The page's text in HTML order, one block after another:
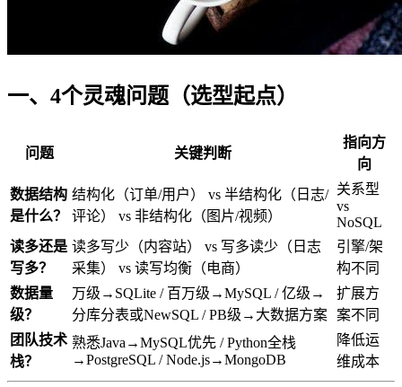
一、4个灵魂问题（选型起点）
问题 关键判断
指向方
向
数据结构
是什么？
结构化（订单/用户） vs 半结构化（日志/
评论） vs 非结构化（图片/视频）
关系型
vs
NoSQL
读多还是
写多？
读多写少（内容站） vs 写多读少（日志
采集） vs 读写均衡（电商）
引擎/架
构不同
数据量
级？
万级→SQLite / 百万级→MySQL / 亿级→
分库分表或NewSQL / PB级→大数据方案
扩展方
案不同
团队技术
栈？
熟悉Java→MySQL优先 / Python全栈
→PostgreSQL / Node.js→MongoDB
降低运
维成本